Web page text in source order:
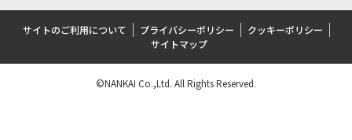
サイトのご利用について プライバシーポリシー
クッキーポリシー
サイトマップ
©NANKAI Co.,Ltd. All Rights Reserved.